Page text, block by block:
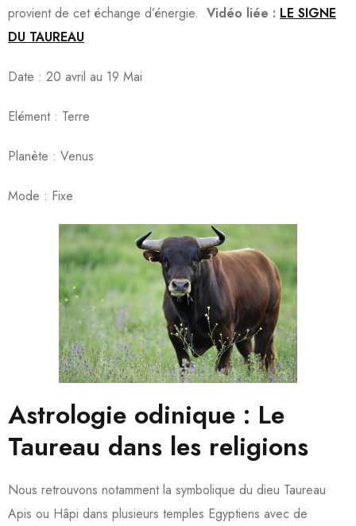
provient de cet échange d’énergie. Vidéo liée : LE SIGNE
DU TAUREAU
Date : 20 avril au 19 Mai
Elément : Terre
Planète : Venus
Mode : Fixe
Astrologie odinique : Le
Taureau dans les religions
Nous retrouvons notamment la symbolique du dieu Taureau
Apis ou Hâpi dans plusieurs temples Egyptiens avec de